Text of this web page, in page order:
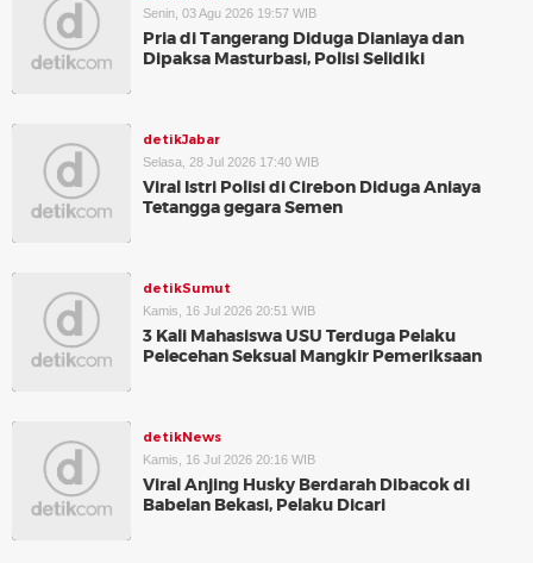
Senin, 03 Agu 2026 19:57 WIB
Pria di Tangerang Diduga Dianiaya dan
Dipaksa Masturbasi, Polisi Selidiki
detikJabar
Selasa, 28 Jul 2026 17:40 WIB
Viral Istri Polisi di Cirebon Diduga Aniaya
Tetangga gegara Semen
detikSumut
Kamis, 16 Jul 2026 20:51 WIB
3 Kali Mahasiswa USU Terduga Pelaku
Pelecehan Seksual Mangkir Pemeriksaan
detikNews
Kamis, 16 Jul 2026 20:16 WIB
Viral Anjing Husky Berdarah Dibacok di
Babelan Bekasi, Pelaku Dicari